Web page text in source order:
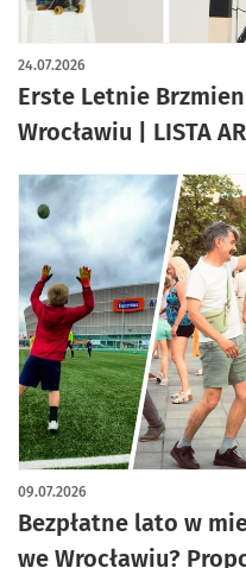
Erste Letnie
Wrocławiu | LISTA
24.07.2026
Bezpłatne lato w
we Wrocławiu?
09.07.2026